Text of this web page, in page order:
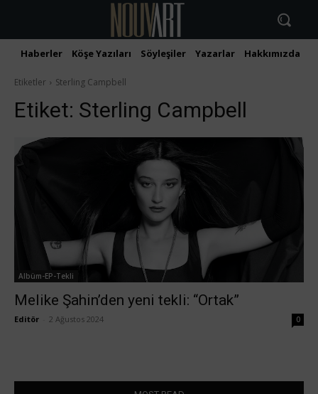
Haberler Köşe Yazıları Söyleşiler Yazarlar Hakkımızda
Etiketler Sterling Campbell
Etiket: Sterling Campbell
Albüm-EP-Tekli
Melike Şahin’den yeni tekli: “Ortak”
Editör 2 Ağustos 2024 0